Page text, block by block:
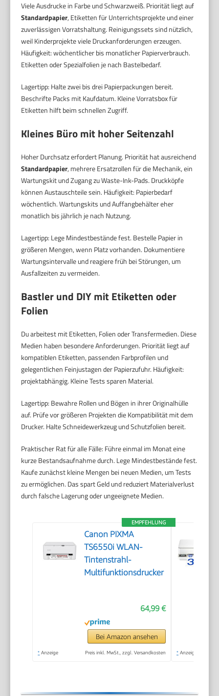
Viele Ausdrucke in Farbe und Schwarzweiß. Priorität liegt auf
Standardpapier, Etiketten für Unterrichtsprojekte und einer
zuverlässigen Vorratshaltung. Reinigungssets sind nützlich,
weil Kinderprojekte viele Druckanforderungen erzeugen.
Häufigkeit: wöchentlicher bis monatlicher Papierverbrauch.
Etiketten oder Spezialfolien je nach Bastelbedarf.
Lagertipp: Halte zwei bis drei Papierpackungen bereit.
Beschrifte Packs mit Kaufdatum. Kleine Vorratsbox für
Etiketten hilft beim schnellen Zugriff.
Kleines Büro mit hoher Seitenzahl
Hoher Durchsatz erfordert Planung. Priorität hat ausreichend
Standardpapier, mehrere Ersatzrollen für die Mechanik, ein
Wartungskit und Zugang zu Waste-Ink-Pads. Druckköpfe
können Austauschteile sein. Häufigkeit: Papierbedarf
wöchentlich. Wartungskits und Auffangbehälter eher
monatlich bis jährlich je nach Nutzung.
Lagertipp: Lege Mindestbestände fest. Bestelle Papier in
größeren Mengen, wenn Platz vorhanden. Dokumentiere
Wartungsintervalle und reagiere früh bei Störungen, um
Ausfallzeiten zu vermeiden.
Bastler und DIY mit Etiketten oder
Folien
Du arbeitest mit Etiketten, Folien oder Transfermedien. Diese
Medien haben besondere Anforderungen. Priorität liegt auf
kompatiblen Etiketten, passenden Farbprofilen und
gelegentlichen Feinjustagen der Papierzufuhr. Häufigkeit:
projektabhängig. Kleine Tests sparen Material.
Lagertipp: Bewahre Rollen und Bögen in ihrer Originalhülle
auf. Prüfe vor größeren Projekten die Kompatibilität mit dem
Drucker. Halte Schneidewerkzeug und Schutzfolien bereit.
Praktischer Rat für alle Fälle: Führe einmal im Monat eine
kurze Bestandsaufnahme durch. Lege Mindestbestände fest.
Kaufe zunächst kleine Mengen bei neuen Medien, um Tests
zu ermöglichen. Das spart Geld und reduziert Materialverlust
durch falsche Lagerung oder ungeeignete Medien.
EMPFEHLUNG
Canon PIXMA
TS6550i WLAN-
Tintenstrahl-
Multifunktionsdrucker
64,99 €
Bei Amazon ansehen
* Anzeige Preis inkl. MwSt., zzgl. Versandkosten * Anzeige